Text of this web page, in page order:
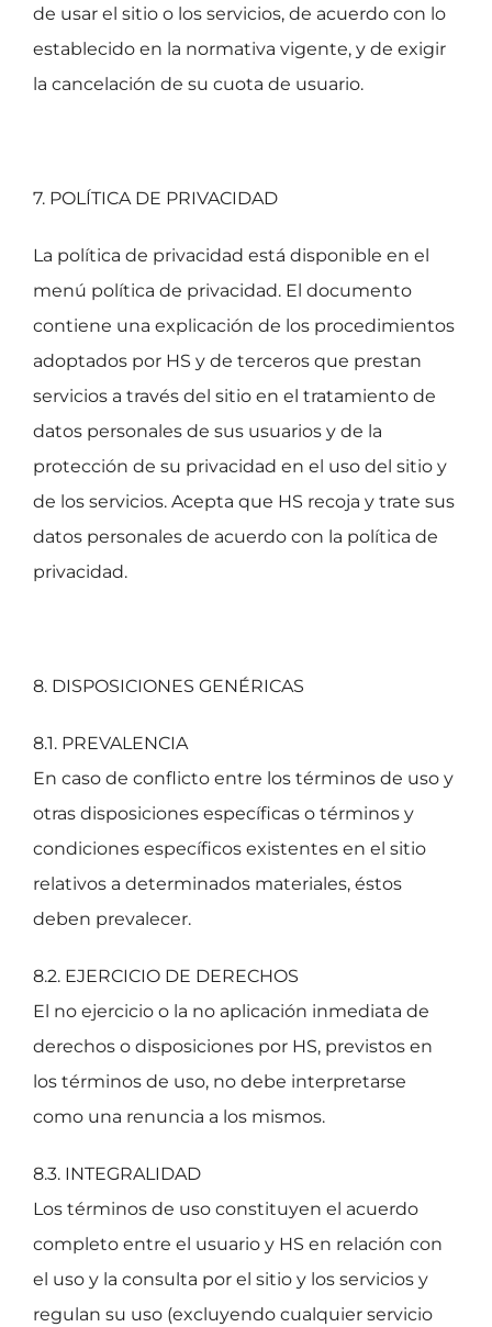
de usar el sitio o los servicios, de acuerdo con lo
establecido en la normativa vigente, y de exigir
la cancelación de su cuota de usuario.
7. POLÍTICA DE PRIVACIDAD
La política de privacidad está disponible en el
menú política de privacidad. El documento
contiene una explicación de los procedimientos
adoptados por HS y de terceros que prestan
servicios a través del sitio en el tratamiento de
datos personales de sus usuarios y de la
protección de su privacidad en el uso del sitio y
de los servicios. Acepta que HS recoja y trate sus
datos personales de acuerdo con la política de
privacidad.
8. DISPOSICIONES GENÉRICAS
8.1. PREVALENCIA
En caso de conflicto entre los términos de uso y
otras disposiciones específicas o términos y
condiciones específicos existentes en el sitio
relativos a determinados materiales, éstos
deben prevalecer.
8.2. EJERCICIO DE DERECHOS
El no ejercicio o la no aplicación inmediata de
derechos o disposiciones por HS, previstos en
los términos de uso, no debe interpretarse
como una renuncia a los mismos.
8.3. INTEGRALIDAD
Los términos de uso constituyen el acuerdo
completo entre el usuario y HS en relación con
el uso y la consulta por el sitio y los servicios y
regulan su uso (excluyendo cualquier servicio